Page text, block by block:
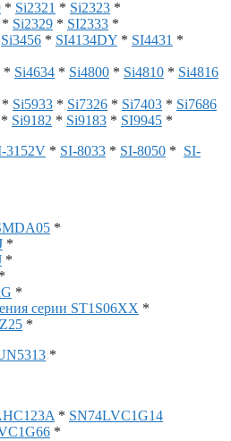
* Si2321 * Si2323 *
* Si2329 * SI2333 *
Si3456 * SI4134DY * SI4431 *
* Si4634 * Si4800 * Si4810 * Si4816
* Si5933 * Si7326 * Si7403 * Si7686
* Si9182 * Si9183 * SI9945 *
3152V * SI-8033 * SI-8050 * SI-
*
*
*
*
*
серии ST1S06XX *
*
*
* SN74LVC1G14
*